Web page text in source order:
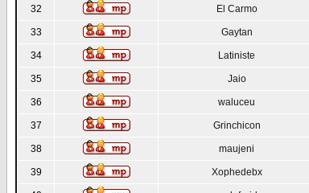
32 El Carmo
33 Gaytan
34 Latiniste
35 Jaio
36 waluceu
37 Grinchicon
38 maujeni
39 Xophedebx